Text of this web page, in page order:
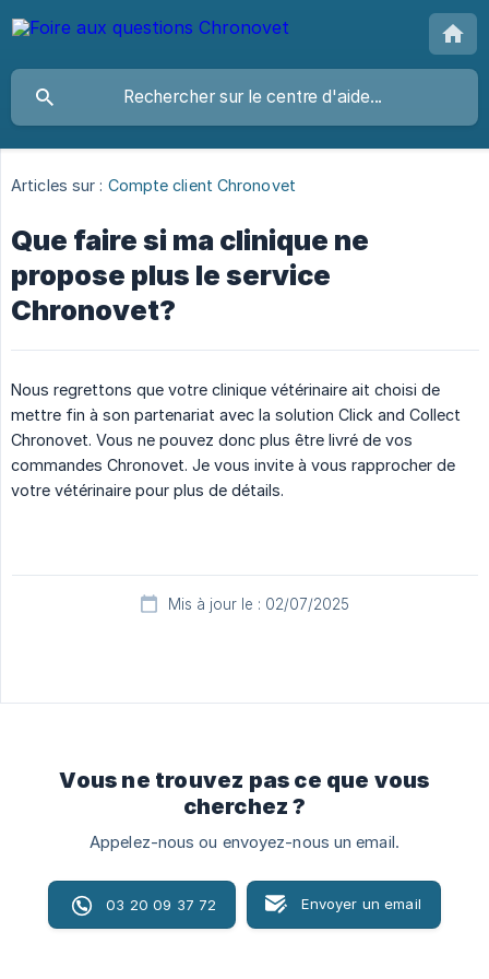
Articles sur : Compte client Chronovet
Que faire si ma clinique ne
propose plus le service
Chronovet?
Nous regrettons que votre clinique vétérinaire ait choisi de
mettre fin à son partenariat avec la solution Click and Collect
Chronovet. Vous ne pouvez donc plus être livré de vos
commandes Chronovet. Je vous invite à vous rapprocher de
votre vétérinaire pour plus de détails.
Mis à jour le : 02/07/2025
Vous ne trouvez pas ce que vous
cherchez ?
Appelez-nous ou envoyez-nous un email.
03 20 09 37 72 Envoyer un email